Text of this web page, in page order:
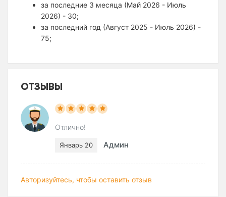
за последние 3 месяца (Май 2026 - Июль
2026) - 30;
за последний год (Август 2025 - Июль 2026) -
75;
ОТЗЫВЫ
Отлично!
Январь 20 Админ
Авторизуйтесь, чтобы оставить отзыв